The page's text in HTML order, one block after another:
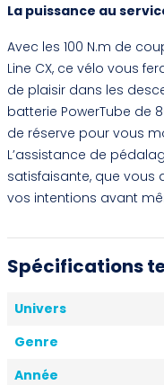
La puissance au
Avec les 100 N.m de
Line CX, ce vélo vous
de plaisir dans les
batterie PowerTube de
de réserve pour vous
L’assistance de
satisfaisante, que vous
vos intentions avant
Spécifications
Univers
Genre
Année